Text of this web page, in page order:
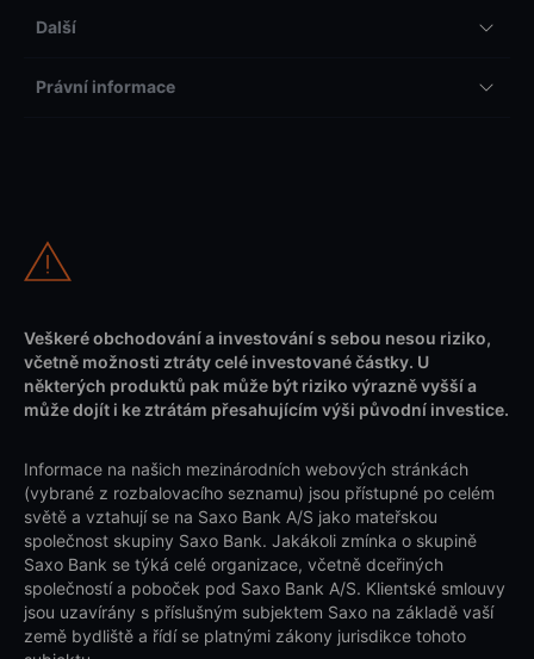
Další
Právní informace
Veškeré obchodování a investování s sebou nesou riziko,
včetně možnosti ztráty celé investované částky. U
některých produktů pak může být riziko výrazně vyšší a
může dojít i ke ztrátám přesahujícím výši původní investice.
Informace na našich mezinárodních webových stránkách
(vybrané z rozbalovacího seznamu) jsou přístupné po celém
světě a vztahují se na Saxo Bank A/S jako mateřskou
společnost skupiny Saxo Bank. Jakákoli zmínka o skupině
Saxo Bank se týká celé organizace, včetně dceřiných
společností a poboček pod Saxo Bank A/S. Klientské smlouvy
jsou uzavírány s příslušným subjektem Saxo na základě vaší
země bydliště a řídí se platnými zákony jurisdikce tohoto